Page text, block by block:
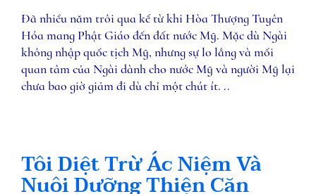
Đã nhiều năm trôi qua kể từ khi Hòa Thượng Tuyên
Hóa mang Phật Giáo đến đất nước Mỹ. Mặc dù Ngài
không nhập quốc tịch Mỹ, nhưng sự lo lắng và mối
quan tâm của Ngài dành cho nước Mỹ và người Mỹ lại
chưa bao giờ giảm đi dù chỉ một chút ít. ..
Tôi Diệt Trừ Ác Niệm Và
Nuôi Dưỡng Thiện Căn